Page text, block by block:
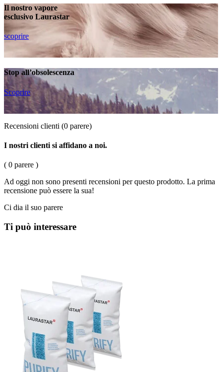
Il nostro vapore
esclusivo Laurastar
scoprire
Stop all’obsolescenza
Scoprire
Recensioni clienti (0 parere)
I nostri clienti si affidano a noi.
( 0 parere )
Ad oggi non sono presenti recensioni per questo prodotto. La prima
recensione può essere la sua!
Ci dia il suo parere
Ti può interessare